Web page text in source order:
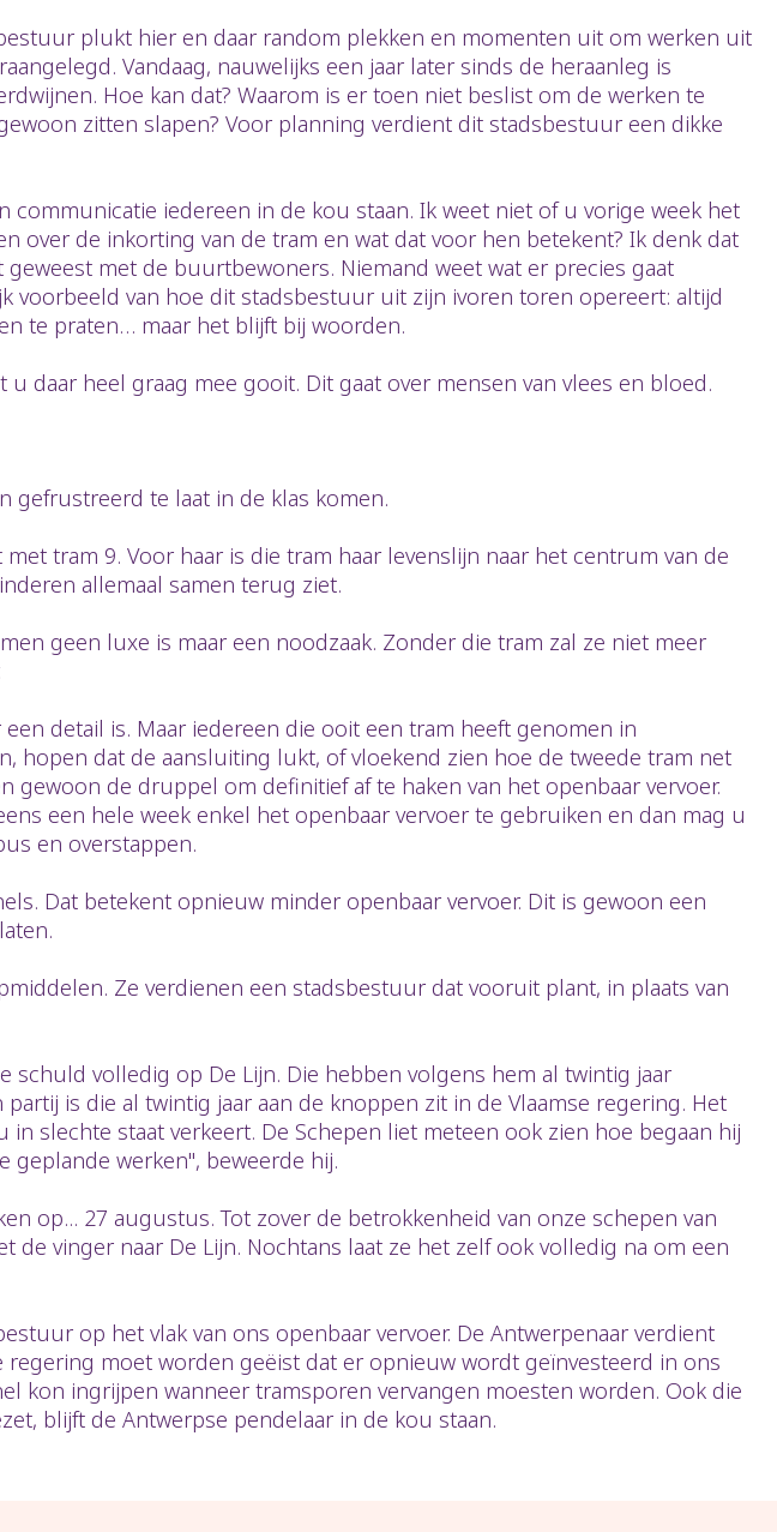
plukt hier en daar random plekken en momenten uit om werken uit
Vandaag, nauwelijks een jaar later sinds de heraanleg is
Hoe kan dat? Waarom is er toen niet beslist om de werken te
zitten slapen? Voor planning verdient dit stadsbestuur een dikke
iedereen in de kou staan. Ik weet niet of u vorige week het
de inkorting van de tram en wat dat voor hen betekent? Ik denk dat
met de buurtbewoners. Niemand weet wat er precies gaat
voorbeeld van hoe dit stadsbestuur uit zijn ivoren toren opereert: altijd
te praten… maar het blijft bij woorden.
daar heel graag mee gooit. Dit gaat over mensen van vlees en bloed.
gefrustreerd te laat in de klas komen.
tram 9. Voor haar is die tram haar levenslijn naar het centrum van de
allemaal samen terug ziet.
geen luxe is maar een noodzaak. Zonder die tram zal ze niet meer
detail is. Maar iedereen die ooit een tram heeft genomen in
hopen dat de aansluiting lukt, of vloekend zien hoe de tweede tram net
de druppel om definitief af te haken van het openbaar vervoer.
een hele week enkel het openbaar vervoer te gebruiken en dan mag u
en overstappen.
Dat betekent opnieuw minder openbaar vervoer. Dit is gewoon een
Ze verdienen een stadsbestuur dat vooruit plant, in plaats van
schuld volledig op De Lijn. Die hebben volgens hem al twintig jaar
is die al twintig jaar aan de knoppen zit in de Vlaamse regering. Het
slechte staat verkeert. De Schepen liet meteen ook zien hoe begaan hij
geplande werken", beweerde hij.
op... 27 augustus. Tot zover de betrokkenheid van onze schepen van
vinger naar De Lijn. Nochtans laat ze het zelf ook volledig na om een
op het vlak van ons openbaar vervoer. De Antwerpenaar verdient
moet worden geëist dat er opnieuw wordt geïnvesteerd in ons
kon ingrijpen wanneer tramsporen vervangen moesten worden. Ook die
blijft de Antwerpse pendelaar in de kou staan.